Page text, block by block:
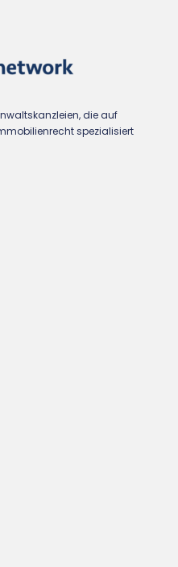
die auf
spezialisiert